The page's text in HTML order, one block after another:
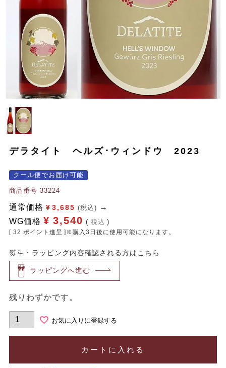
デラタイト ヘルズ･ウィンドウ 2023
クール便でお届け可能
商品番号 33224
通常価格 ¥ 3,685 (税込)
WG価格 ¥ 3,540 税込
[ 32 ポイント進呈 ]※購入3日後に使用可能になります。
熨斗・ラッピング内容確認される方はこちら
ラッピングへ進む
残りわずかです。
お気に入りに登録する
カートに入れる